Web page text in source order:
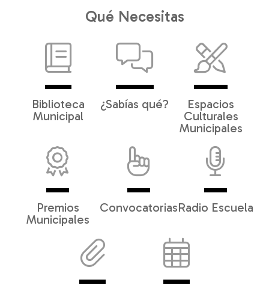
Qué Necesitas
Biblioteca
Municipal
¿Sabías qué?
Espacios
Culturales
Municipales
Premios
Municipales
ConvocatoriasRadio Escuela